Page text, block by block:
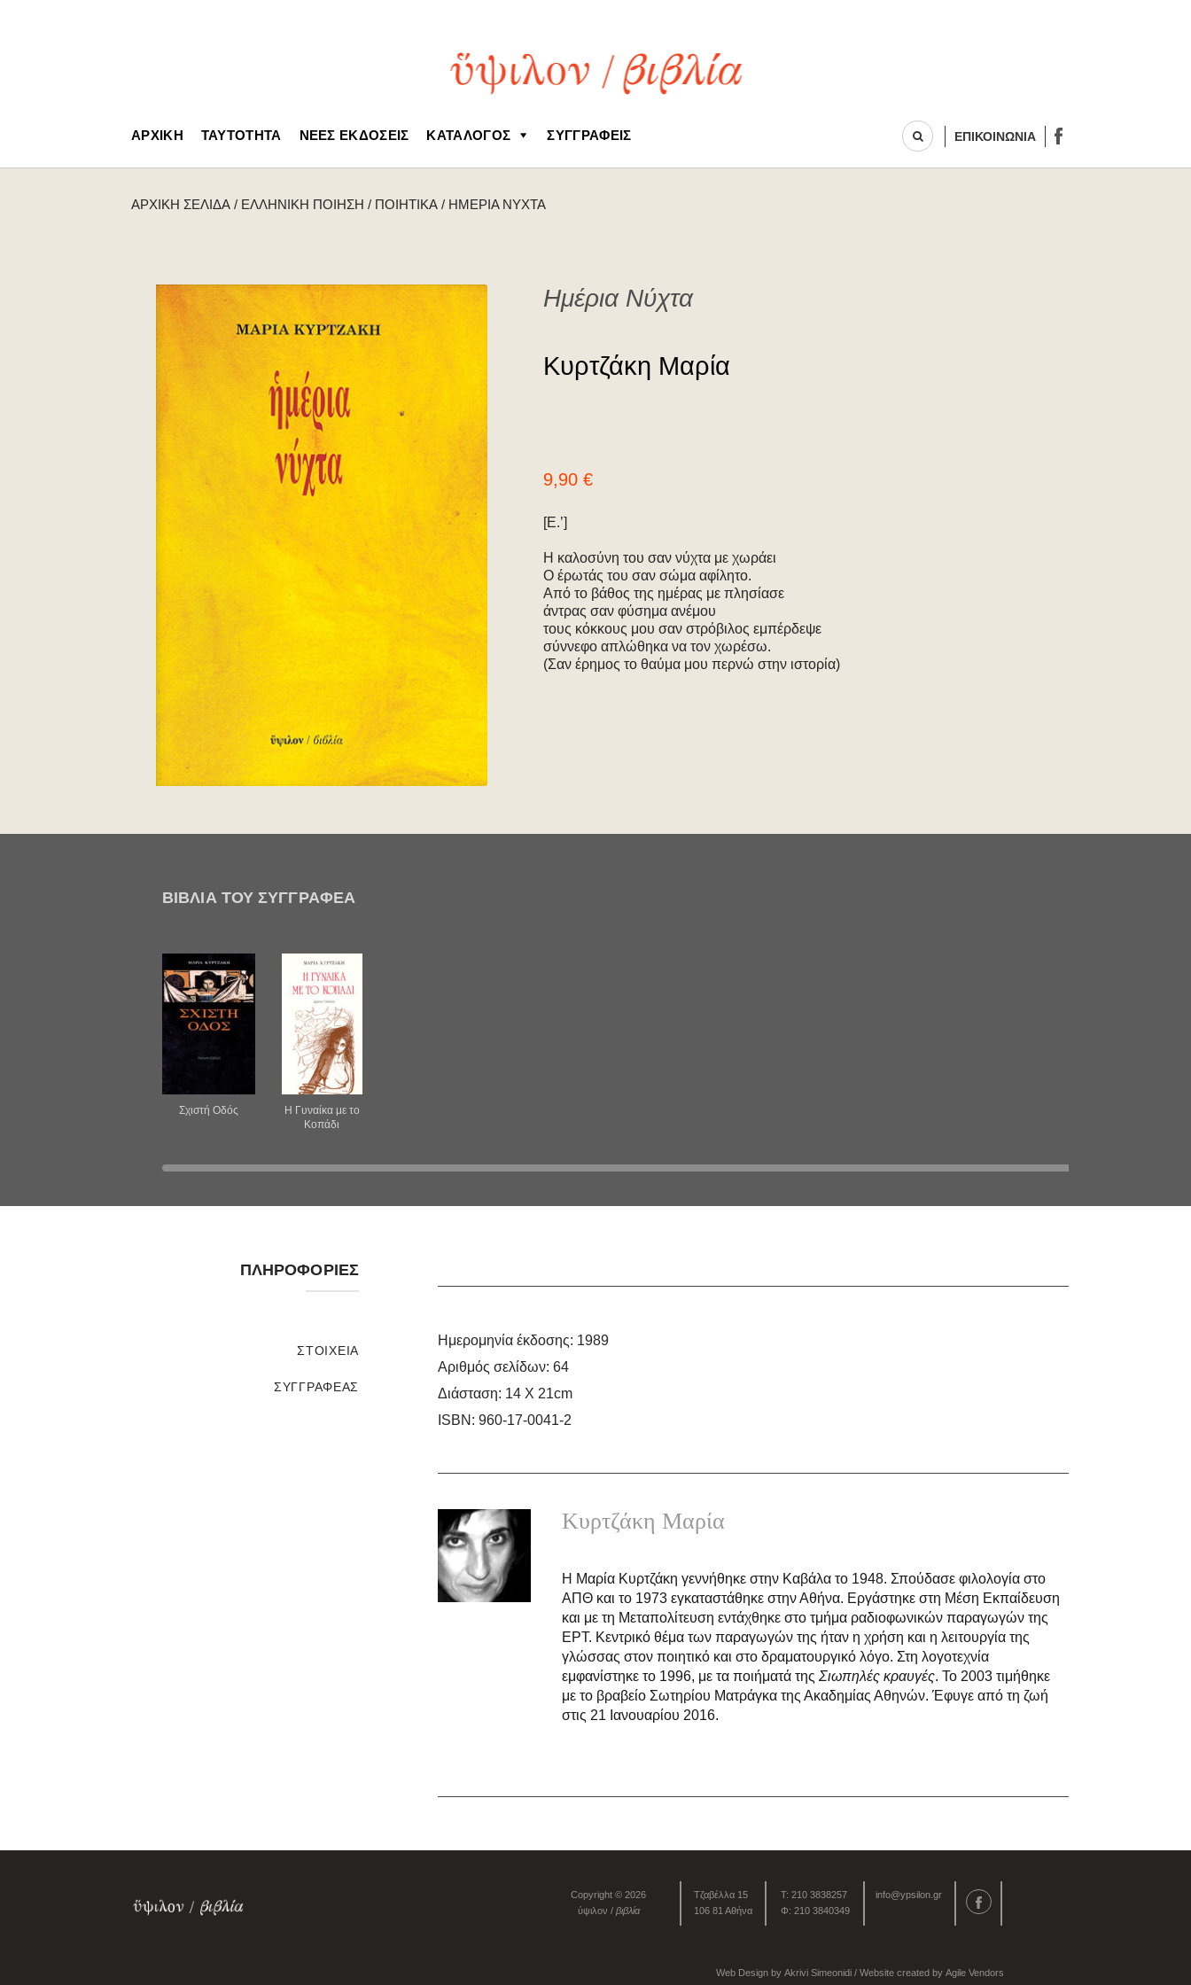
ΑΡΧΙΚΉ ΤΑΥΤΌΤΗΤΑ ΝΈΕΣ ΕΚΔΌΣΕΙΣ ΚΑΤΆΛΟΓΟΣ ΣΥΓΓΡΑΦΕΊΣ ΕΠΙΚΟΙΝΩΝΙΑ
ΑΡΧΙΚΉ ΣΕΛΊΔΑ / ΕΛΛΗΝΙΚΉ ΠΟΊΗΣΗ / ΠΟΙΗΤΙΚΆ / ΗΜΈΡΙΑ ΝΎΧΤΑ
Κυρτζάκη Μαρία
Ημέρια Νύχτα
Κυρτζάκη Μαρία
9,90 €
[Ε.’]
Η καλοσύνη του σαν νύχτα με χωράει
Ο έρωτάς του σαν σώμα αφίλητο.
Από το βάθος της ημέρας με πλησίασε
άντρας σαν φύσημα ανέμου
τους κόκκους μου σαν στρόβιλος εμπέρδεψε
σύννεφο απλώθηκα να τον χωρέσω.
(Σαν έρημος το θαύμα μου περνώ στην ιστορία)
ΒΙΒΛΊΑ ΤΟΥ ΣΥΓΓΡΑΦΈΑ
Σχιστή Oδός
H Γυναίκα με το
Kοπάδι
ΠΛΗΡΟΦΟΡΊΕΣ
ΣΤΟΙΧΕΊΑ
ΣΥΓΓΡΑΦΈΑΣ
Ημερομηνία έκδοσης: 1989
Αριθμός σελίδων: 64
Διάσταση: 14 Χ 21cm
ISBN: 960-17-0041-2
Κυρτζάκη Μαρία
Η Μαρία Κυρτζάκη γεννήθηκε στην Kαβάλα το 1948. Σπούδασε φιλολογία στο
ΑΠΘ και το 1973 εγκαταστάθηκε στην Αθήνα. Εργάστηκε στη Μέση Εκπαίδευση
και με τη Μεταπολίτευση εντάχθηκε στο τμήμα ραδιοφωνικών παραγωγών της
ΕΡΤ. Κεντρικό θέμα των παραγωγών της ήταν η χρήση και η λειτουργία της
γλώσσας στον ποιητικό και στο δραματουργικό λόγο. Στη λογοτεχνία
εμφανίστηκε το 1996, με τα ποιήματά της Σιωπηλές κραυγές. Το 2003 τιμήθηκε
με το βραβείο Σωτηρίου Ματράγκα της Ακαδημίας Αθηνών. Έφυγε από τη ζωή
στις 21 Ιανουαρίου 2016.
Copyright © 2026
ύψιλον / βιβλία
Τζαβέλλα 15
106 81 Αθήνα
Τ: 210 3838257
Φ: 210 3840349
info@ypsilon.gr
Web Design by Akrivi Simeonidi / Website created by Agile Vendors